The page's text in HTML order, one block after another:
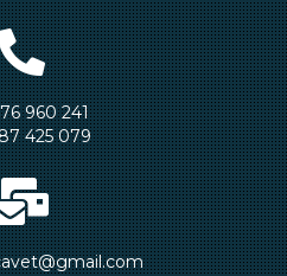
960 241
425 079